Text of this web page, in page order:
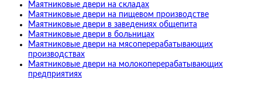
Маятниковые двери на складах
Маятниковые двери на пищевом производстве
Маятниковые двери в заведениях общепита
Маятниковые двери в больницах
Маятниковые двери на мясоперерабатывающих
производствах
Маятниковые двери на молокоперерабатывающих
предприятиях